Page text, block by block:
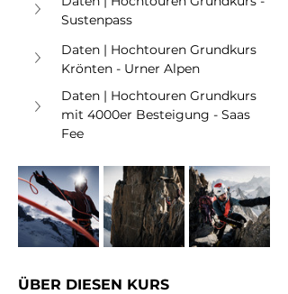
Sustenpass
Daten | Hochtouren Grundkurs
Krönten - Urner Alpen
Daten | Hochtouren Grundkurs
mit 4000er Besteigung - Saas
Fee
ÜBER DIESEN KURS